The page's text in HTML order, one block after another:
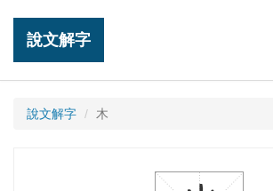
說文解字
說文解字 木